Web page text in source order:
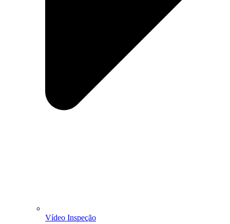
Vídeo Inspeção